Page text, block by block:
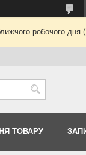
робочого дня
ТОВАРУ